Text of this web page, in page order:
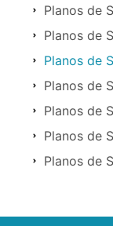
Planos de
Planos de
Planos de
Planos de
Planos de
Planos de
Planos de